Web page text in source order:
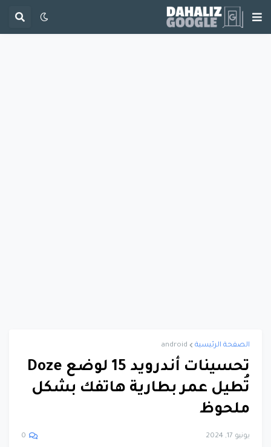
الصفحة الرئيسية android
تحسينات أندرويد 15 لوضع Doze
تُطيل عمر بطارية هاتفك بشكل
ملحوظ
يونيو 17, 2024 0